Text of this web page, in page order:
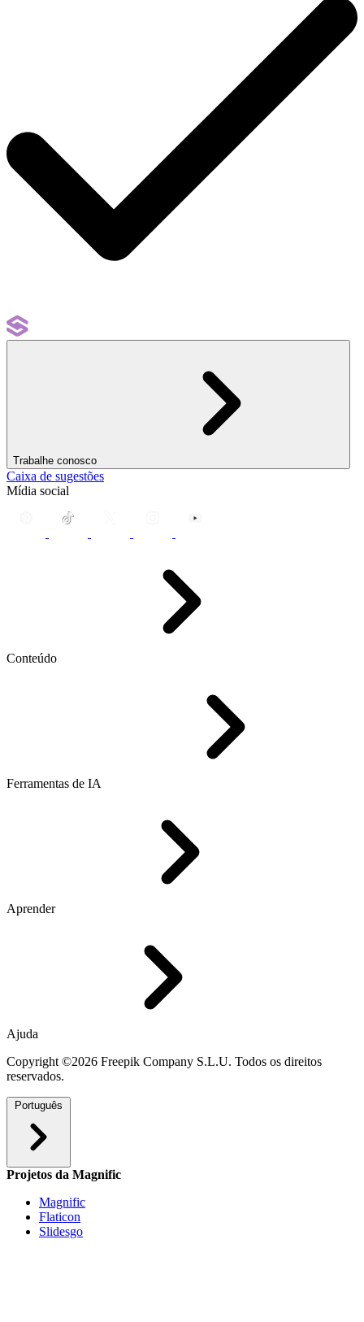
Trabalhe conosco
Caixa de sugestões
Mídia social
Conteúdo
Ferramentas de IA
Aprender
Ajuda
Copyright ©2026 Freepik Company S.L.U. Todos os direitos
reservados.
Português
Projetos da Magnific
Magnific
Flaticon
Slidesgo